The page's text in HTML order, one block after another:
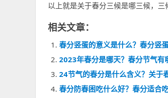
以上就是关于春分三候是哪三候，
相关文章：
春分竖蛋的意义是什么？春分竖
2023年春分是哪天？春分节气有
24节气的春分是什么含义？关于
春分防春困吃什么好？春分适合